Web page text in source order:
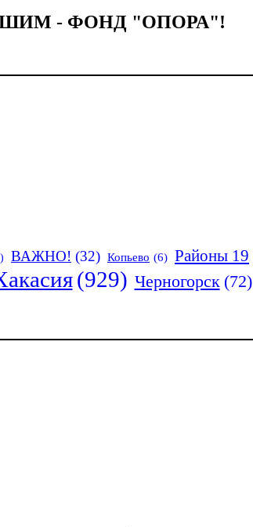
- ФОНД "ОПОРА"!
ВАЖНО! (32) Копьево (6) Районы 19
(929) Черногорск (72)